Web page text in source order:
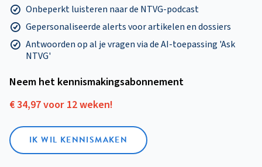
Onbeperkt luisteren naar de NTVG-podcast
Gepersonaliseerde alerts voor artikelen en dossiers
Antwoorden op al je vragen via de AI-toepassing 'Ask
NTVG'
Neem het kennismakings­abonnement
€ 34,97 voor 12 weken!
IK WIL KENNISMAKEN